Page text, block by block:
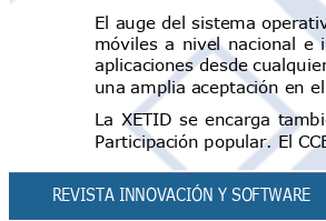
El auge del sistema
móviles a nivel nacional e
aplicaciones desde
una amplia aceptación en
La XETID se encarga
Participación popular. El
REVISTA INNOVACIÓN Y SOFTWARE